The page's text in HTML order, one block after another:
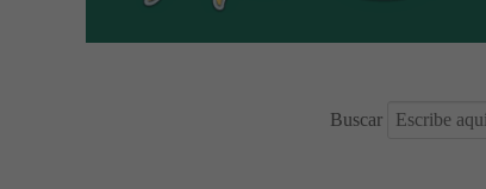
Buscar